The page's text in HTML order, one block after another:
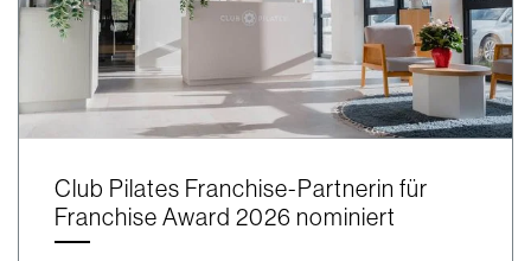
Club Pilates Franchise-Partnerin für
Franchise Award 2026 nominiert